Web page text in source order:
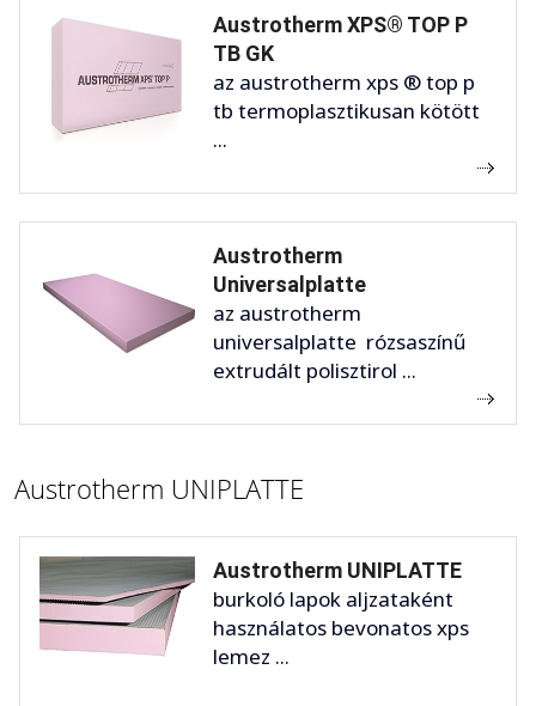
Austrotherm XPS® TOP P
TB GK
az austrotherm xps ® top p
tb termoplasztikusan kötött
...
Austrotherm
Universalplatte
az austrotherm
universalplatte rózsaszínű
extrudált polisztirol ...
Austrotherm UNIPLATTE
Austrotherm UNIPLATTE
burkoló lapok aljzataként
használatos bevonatos xps
lemez ...